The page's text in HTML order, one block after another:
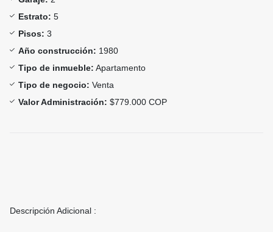
Estrato: 5
Pisos: 3
Año construcción: 1980
Tipo de inmueble: Apartamento
Tipo de negocio: Venta
Valor Administración: $779.000 COP
Descripción Adicional :